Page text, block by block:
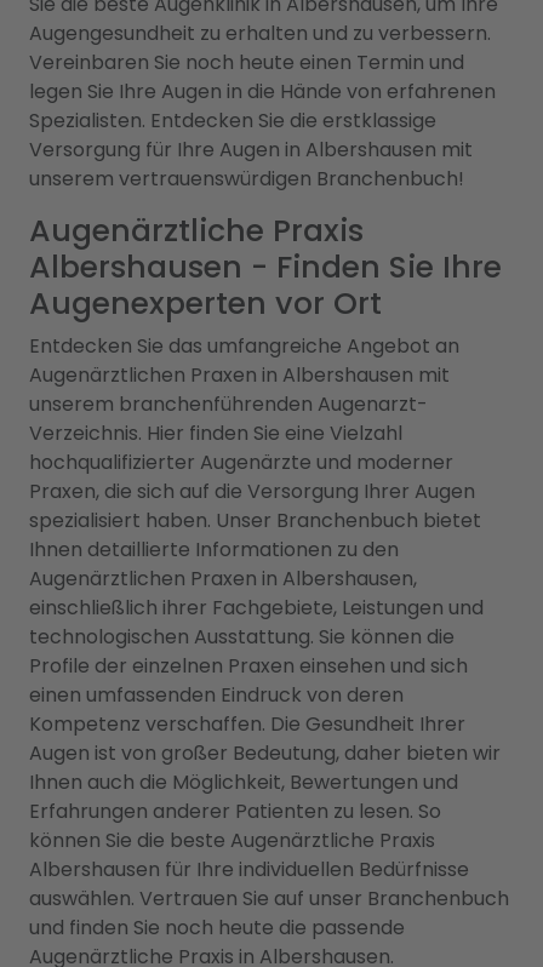
Augengesundheit zu erhalten und zu verbessern.
Vereinbaren Sie noch heute einen Termin und
legen Sie Ihre Augen in die Hände von erfahrenen
Spezialisten. Entdecken Sie die erstklassige
Versorgung für Ihre Augen in Albershausen mit
unserem vertrauenswürdigen Branchenbuch!
Augenärztliche Praxis
Albershausen - Finden Sie Ihre
Augenexperten vor Ort
Entdecken Sie das umfangreiche Angebot an
Augenärztlichen Praxen in Albershausen mit
unserem branchenführenden Augenarzt-
Verzeichnis. Hier finden Sie eine Vielzahl
hochqualifizierter Augenärzte und moderner
Praxen, die sich auf die Versorgung Ihrer Augen
spezialisiert haben. Unser Branchenbuch bietet
Ihnen detaillierte Informationen zu den
Augenärztlichen Praxen in Albershausen,
einschließlich ihrer Fachgebiete, Leistungen und
technologischen Ausstattung. Sie können die
Profile der einzelnen Praxen einsehen und sich
einen umfassenden Eindruck von deren
Kompetenz verschaffen. Die Gesundheit Ihrer
Augen ist von großer Bedeutung, daher bieten wir
Ihnen auch die Möglichkeit, Bewertungen und
Erfahrungen anderer Patienten zu lesen. So
können Sie die beste Augenärztliche Praxis
Albershausen für Ihre individuellen Bedürfnisse
auswählen. Vertrauen Sie auf unser Branchenbuch
und finden Sie noch heute die passende
Augenärztliche Praxis in Albershausen.